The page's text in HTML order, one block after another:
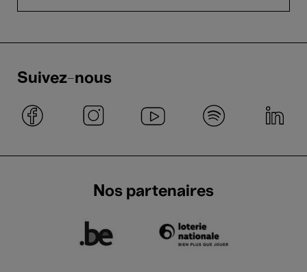
Suivez-nous
Nos partenaires